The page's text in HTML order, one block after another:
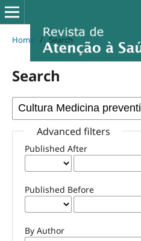
Home / Search
Search
Advanced filters
Published After
Published Before
By Author